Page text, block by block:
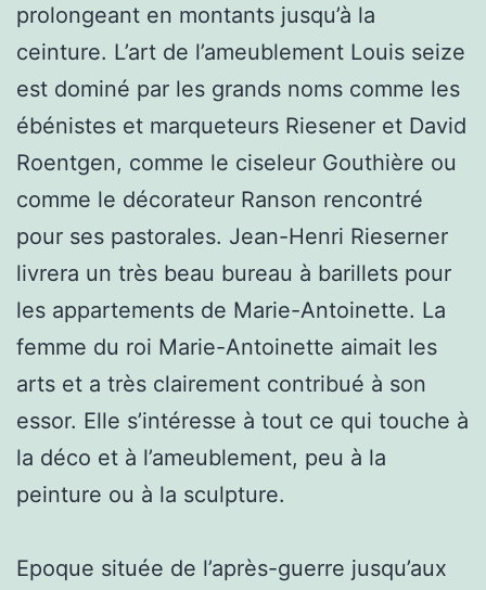
prolongeant en montants jusqu’à la
ceinture. L’art de l’ameublement Louis seize
est dominé par les grands noms comme les
ébénistes et marqueteurs Riesener et David
Roentgen, comme le ciseleur Gouthière ou
comme le décorateur Ranson rencontré
pour ses pastorales. Jean-Henri Rieserner
livrera un très beau bureau à barillets pour
les appartements de Marie-Antoinette. La
femme du roi Marie-Antoinette aimait les
arts et a très clairement contribué à son
essor. Elle s’intéresse à tout ce qui touche à
la déco et à l’ameublement, peu à la
peinture ou à la sculpture.
Epoque située de l’après-guerre jusqu’aux